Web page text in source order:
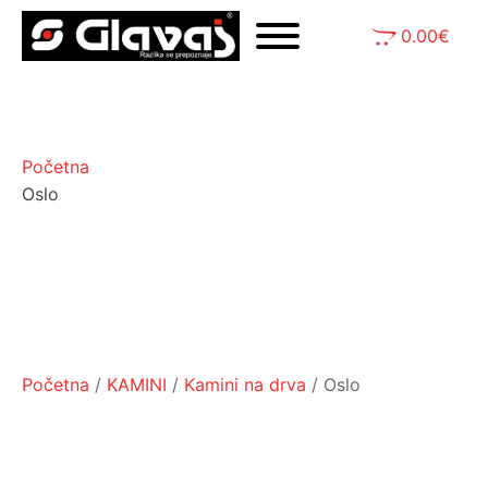
0.00€
Početna
Oslo
Početna / KAMINI / Kamini na drva / Oslo